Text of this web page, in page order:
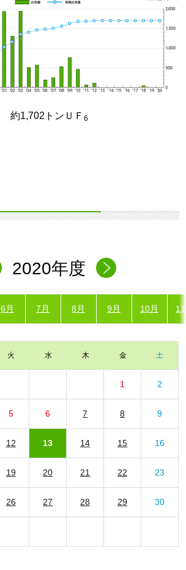
約1,702トンＵＦ 6
2020年度
6月 7月 8月 9月 10月
火 水 木 金 土
1 2
5 6 7 8 9
12 13 14 15 16
19 20 21 22 23
26 27 28 29 30